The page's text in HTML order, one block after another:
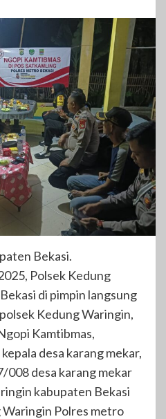
Bekasi.
Polsek Kedung
di pimpin langsung
Kedung Waringin,
Kamtibmas,
desa karang mekar,
008 desa karang mekar
kabupaten Bekasi
Polres metro